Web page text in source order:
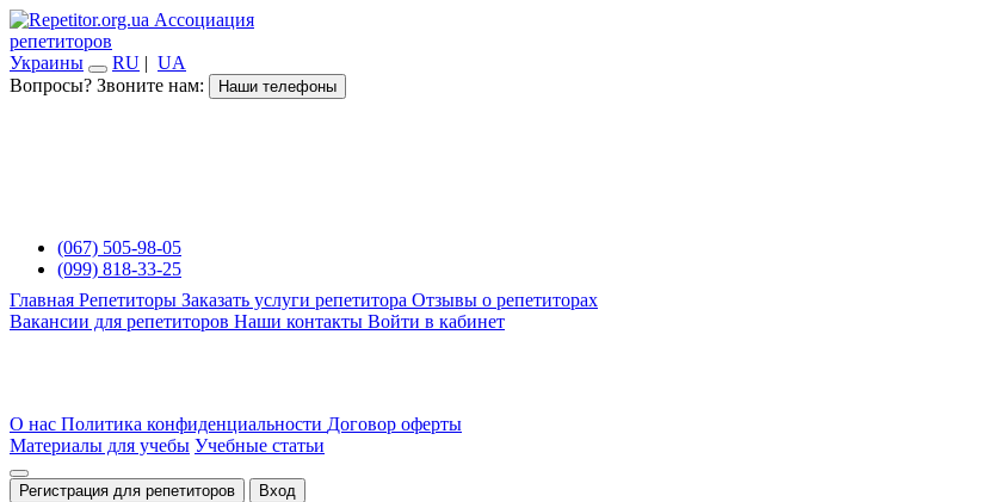
Ассоциация
репетиторов
Украины
RU | UA
Вопросы? Звоните нам:
Наши телефоны
(067) 505-98-05
(099) 818-33-25
Главная Репетиторы Заказать услуги репетитора Отзывы о репетиторах
Вакансии для репетиторов Наши контакты Войти в кабинет
О нас Политика конфиденциальности Договор оферты
Материалы для учебы Учебные статьи
Регистрация для репетиторов Вход